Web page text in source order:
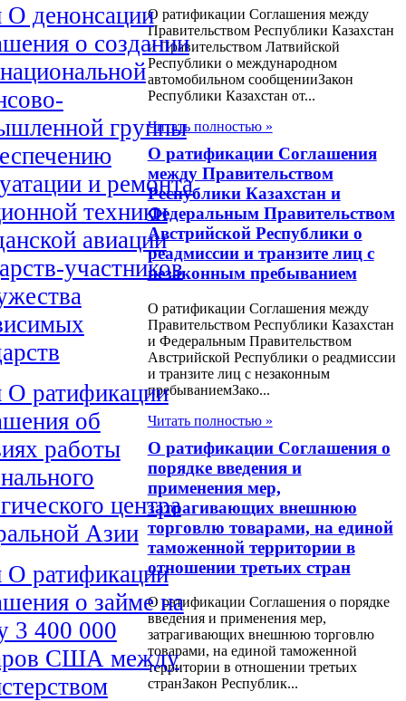
О денонсации
о создании
группы
и ремонта
техники
авиации
участников
О ратификации
об
работы
центра
Азии
О ратификации
о займе на
3 400 000
США между
О ратификации Соглашения между
Правительством Республики Казахстан
и Правительством Латвийской
Республики о международном
автомобильном сообщенииЗакон
Республики Казахстан от...
Читать полностью »
О ратификации Соглашения
между Правительством
Республики Казахстан и
Федеральным Правительством
Австрийской Республики о
реадмиссии и транзите лиц с
незаконным пребыванием
О ратификации Соглашения между
Правительством Республики Казахстан
и Федеральным Правительством
Австрийской Республики о реадмиссии
и транзите лиц с незаконным
пребываниемЗако...
Читать полностью »
О ратификации Соглашения о
порядке введения и
применения мер,
затрагивающих внешнюю
торговлю товарами, на единой
таможенной территории в
отношении третьих стран
О ратификации Соглашения о порядке
введения и применения мер,
затрагивающих внешнюю торговлю
товарами, на единой таможенной
территории в отношении третьих
странЗакон Республик...